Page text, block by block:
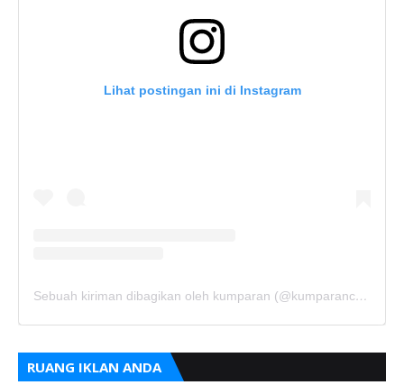
Lihat postingan ini di Instagram
Sebuah kiriman dibagikan oleh kumparan (@kumparancom)
RUANG IKLAN ANDA